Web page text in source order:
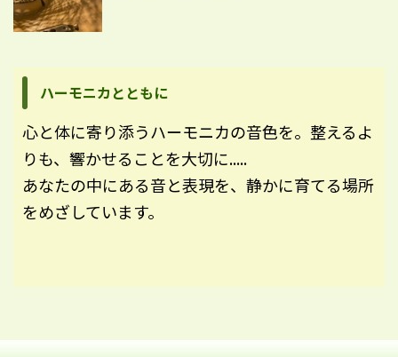
ハーモニカとともに
心と体に寄り添うハーモニカの音色を。整えるよ
りも、響かせることを大切に.....
あなたの中にある音と表現を、静かに育てる場所
をめざしています。